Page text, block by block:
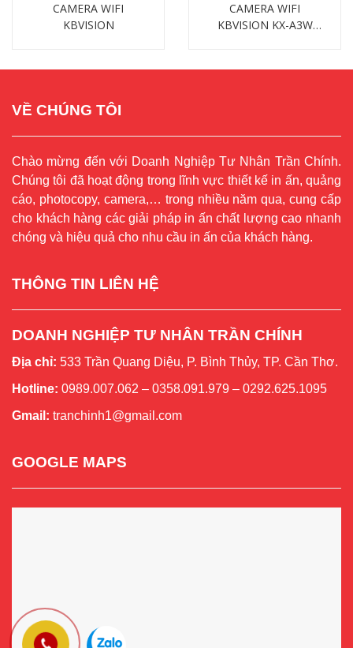
CAMERA WIFI
KBVISION
CAMERA WIFI
KBVISION KX-A3W
VỀ CHÚNG TÔI
Chào mừng đến với Doanh Nghiệp Tư Nhân Trần Chính.
Chúng tôi đã hoạt động trong lĩnh vực thiết kế in ấn, quảng
cáo, photocopy, camera,… trong nhiều năm qua, cung cấp
cho khách hàng các giải pháp in ấn chất lượng cao nhanh
chóng và hiệu quả cho nhu cầu in ấn của khách hàng.
THÔNG TIN LIÊN HỆ
DOANH NGHIỆP TƯ NHÂN TRẦN CHÍNH
Địa chỉ: 533 Trần Quang Diệu, P. Bình Thủy, TP. Cần Thơ.
Hotline: 0989.007.062 – 0358.091.979 – 0292.625.1095
Gmail: tranchinh1@gmail.com
GOOGLE MAPS